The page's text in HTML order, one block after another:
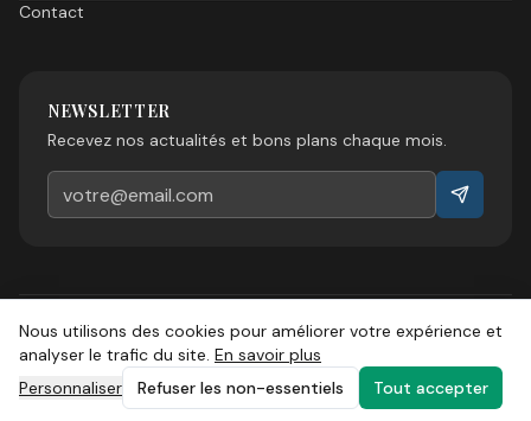
Contact
NEWSLETTER
Recevez nos actualités et bons plans chaque mois.
©2026Esprit Sud Magazine. Tous droits réservés.
Nous utilisons des cookies pour améliorer votre expérience et
analyser le trafic du site. En savoir plus
Personnaliser
Refuser les non-essentiels Tout accepter